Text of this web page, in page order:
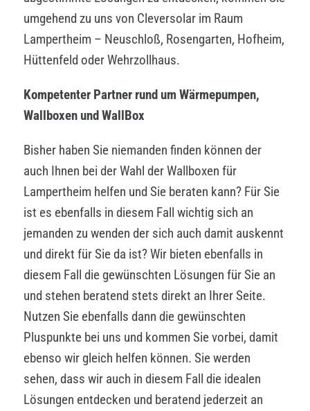
umgehend zu uns von Cleversolar im Raum
Lampertheim – Neuschloß, Rosengarten, Hofheim,
Hüttenfeld oder Wehrzollhaus.
Kompetenter Partner rund um Wärmepumpen,
Wallboxen und WallBox
Bisher haben Sie niemanden finden können der
auch Ihnen bei der Wahl der Wallboxen für
Lampertheim helfen und Sie beraten kann? Für Sie
ist es ebenfalls in diesem Fall wichtig sich an
jemanden zu wenden der sich auch damit auskennt
und direkt für Sie da ist? Wir bieten ebenfalls in
diesem Fall die gewünschten Lösungen für Sie an
und stehen beratend stets direkt an Ihrer Seite.
Nutzen Sie ebenfalls dann die gewünschten
Pluspunkte bei uns und kommen Sie vorbei, damit
ebenso wir gleich helfen können. Sie werden
sehen, dass wir auch in diesem Fall die idealen
Lösungen entdecken und beratend jederzeit an